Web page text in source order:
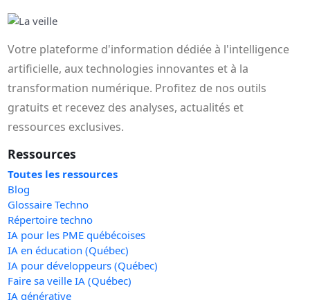
Votre plateforme d'information dédiée à l'intelligence
artificielle, aux technologies innovantes et à la
transformation numérique. Profitez de nos outils
gratuits et recevez des analyses, actualités et
ressources exclusives.
Ressources
Toutes les ressources
Blog
Glossaire Techno
Répertoire techno
IA pour les PME québécoises
IA en éducation (Québec)
IA pour développeurs (Québec)
Faire sa veille IA (Québec)
IA générative